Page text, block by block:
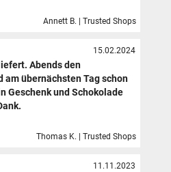
Annett B. | Trusted Shops
15.02.2024
Abends den
übernächsten Tag schon
Geschenk und Schokolade
Thomas K. | Trusted Shops
11.11.2023